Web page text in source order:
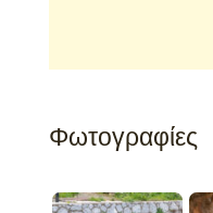
Φωτογραφίες